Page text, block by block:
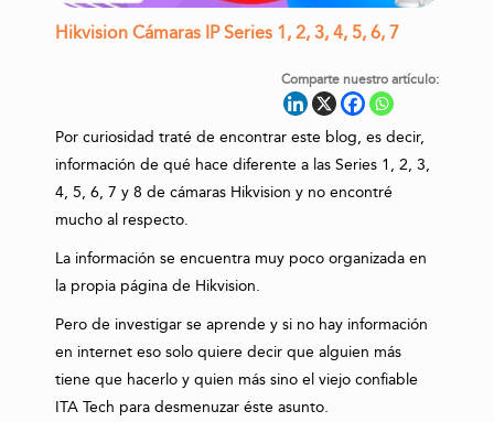
Hikvision Cámaras IP Series 1, 2, 3, 4, 5, 6, 7
Comparte nuestro artículo:
Por curiosidad traté de encontrar este blog, es decir,
información de qué hace diferente a las Series 1, 2, 3,
4, 5, 6, 7 y 8 de cámaras Hikvision y no encontré
mucho al respecto.
La información se encuentra muy poco organizada en
la propia página de Hikvision.
Pero de investigar se aprende y si no hay información
en internet eso solo quiere decir que alguien más
tiene que hacerlo y quien más sino el viejo confiable
ITA Tech para desmenuzar éste asunto.